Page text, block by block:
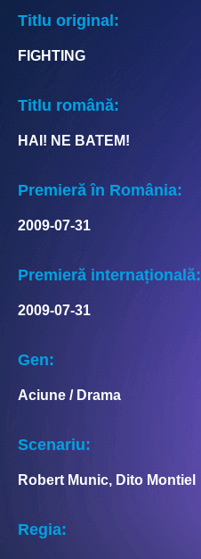
Titlu original:
FIGHTING
Titlu română:
HAI! NE BATEM!
Premieră în România:
2009-07-31
Premieră internațională:
2009-07-31
Gen:
Aciune / Drama
Scenariu:
Robert Munic, Dito Montiel
Regia: